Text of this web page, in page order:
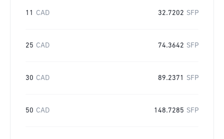
11 CAD 32.7202 SFP
25 CAD 74.3642 SFP
30 CAD 89.2371 SFP
50 CAD 148.7285 SFP